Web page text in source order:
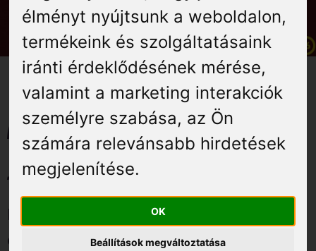
élményt nyújtsunk a weboldalon,
termékeink és szolgáltatásaink
iránti érdeklődésének mérése,
valamint a marketing interakciók
személyre szabása, az Ön
számára relevánsabb hirdetések
megjelenítése.
OK
Beállítások megváltoztatása
Gyógyuljon Kisújon
Galéria
A leleplezés napja – 2026.
június 19.
Ha megtudnád, hogy nem vagyunk
egyedül, ha valaki megmutatná,